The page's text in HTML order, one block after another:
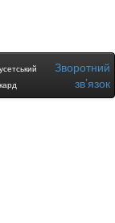
Зворотний
зв’язок